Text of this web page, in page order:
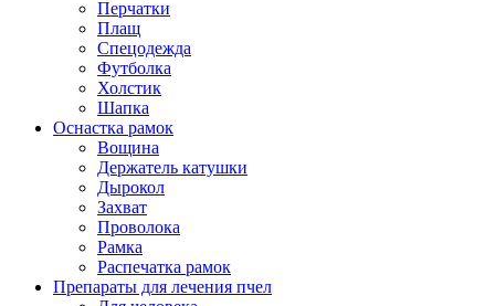
Перчатки
Плащ
Спецодежда
Футболка
Холстик
Шапка
Оснастка рамок
Вощина
Держатель катушки
Дырокол
Захват
Проволока
Рамка
Распечатка рамок
Препараты для лечения пчел